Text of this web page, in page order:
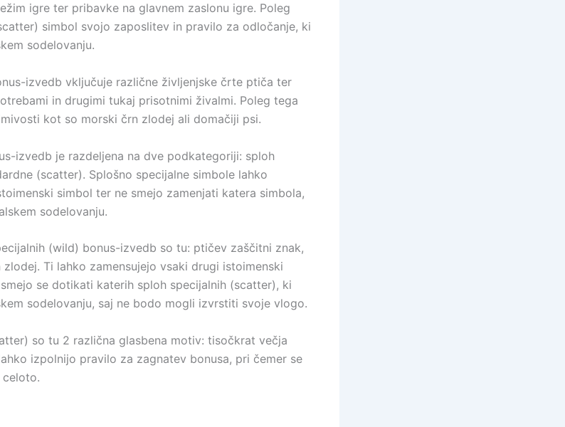
igre ter pribavke na glavnem zaslonu igre. Poleg
simbol svojo zaposlitev in pravilo za odločanje, ki
sodelovanju.
izvedb vključuje različne življenjske črte ptiča ter
in drugimi tukaj prisotnimi živalmi. Poleg tega
kot so morski črn zlodej ali domačiji psi.
izvedb je razdeljena na dve podkategoriji: sploh
(scatter). Splošno specijalne simbole lahko
simbol ter ne smejo zamenjati katera simbola,
sodelovanju.
(wild) bonus-izvedb so tu: ptičev zaščitni znak,
Ti lahko zamensujejo vsaki drugi istoimenski
se dotikati katerih sploh specijalnih (scatter), ki
sodelovanju, saj ne bodo mogli izvrstiti svoje vlogo.
so tu 2 različna glasbena motiv: tisočkrat večja
izpolnijo pravilo za zagnatev bonusa, pri čemer se